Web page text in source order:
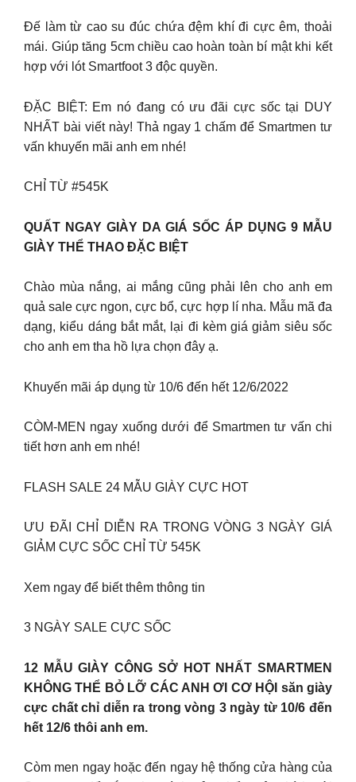
Đế làm từ cao su đúc chứa đệm khí đi cực êm, thoải
mái. Giúp tăng 5cm chiều cao hoàn toàn bí mật khi kết
hợp với lót Smartfoot 3 độc quyền.
ĐẶC BIỆT: Em nó đang có ưu đãi cực sốc tại DUY
NHẤT bài viết này! Thả ngay 1 chấm để Smartmen tư
vấn khuyến mãi anh em nhé!
CHỈ TỪ #545K
QUẤT NGAY GIÀY DA GIÁ SỐC ÁP DỤNG 9 MẪU
GIÀY THỂ THAO ĐẶC BIỆT
Chào mùa nắng, ai mắng cũng phải lên cho anh em
quả sale cực ngon, cực bổ, cực hợp lí nha. Mẫu mã đa
dạng, kiểu dáng bắt mắt, lại đi kèm giá giảm siêu sốc
cho anh em tha hồ lựa chọn đây ạ.
Khuyến mãi áp dụng từ 10/6 đến hết 12/6/2022
CÒM-MEN ngay xuống dưới để Smartmen tư vấn chi
tiết hơn anh em nhé!
FLASH SALE 24 MẪU GIÀY CỰC HOT
ƯU ĐÃI CHỈ DIỄN RA TRONG VÒNG 3 NGÀY GIÁ
GIẢM CỰC SỐC CHỈ TỪ 545K
Xem ngay để biết thêm thông tin
3 NGÀY SALE CỰC SỐC
12 MẪU GIÀY CÔNG SỞ HOT NHẤT SMARTMEN
KHÔNG THỂ BỎ LỠ CÁC ANH ƠI CƠ HỘI săn giày
cực chất chỉ diễn ra trong vòng 3 ngày từ 10/6 đến
hết 12/6 thôi anh em.
Còm men ngay hoặc đến ngay hệ thống cửa hàng của